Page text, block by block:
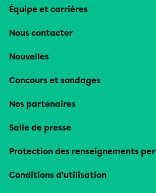
Équipe et carrières
Nous contacter
Nouvelles
Concours et sondages
Nos partenaires
Salle de presse
Protection des renseignements
Conditions d’utilisation